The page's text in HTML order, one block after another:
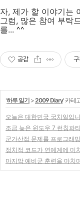
자, 제가 할 이야기는
그럼, 많은 참여 부탁
를... ^^
공감 구
'하루 일기 >2009 Diary' 카테
오늘은 대한민국 국치일입
조금 늦은 윈도우 7 런칭파
군가산점 문제를 프로그래
정치적 코드가 연예계에 미
마지막 예비군 훈련을 마치